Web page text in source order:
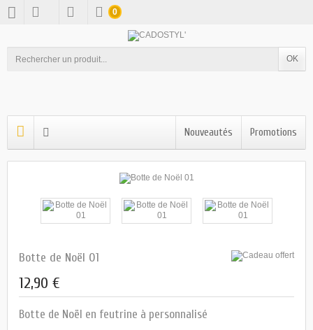
OK
0
Promotions
Nouveautés
Botte de Noël 01
12,90 €
Botte de Noël en feutrine à personnalisé